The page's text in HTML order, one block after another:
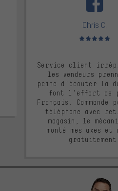
Chris C.
Note moyenne :
Service client
les vendeurs
peine d'écouter la
font l'effort de
Français. Commande
téléphone avec
magasin, le
monté mes axes et